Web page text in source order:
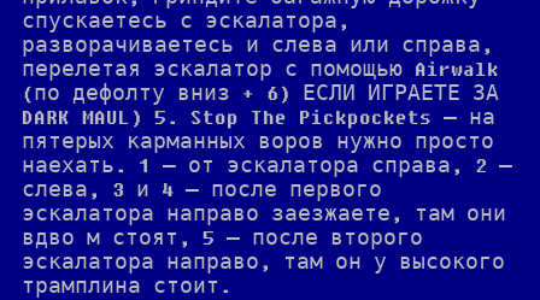
спускаетесь с эскалатора,
разворачиваетесь и слева или справа,
перелетая эскалатор с помощью Airwalk
(по дефолту вниз + 6) ЕСЛИ ИГРАЕТЕ ЗА
DARK MAUL) 5. Stop The Pickpockets — на
пятерых карманных воров нужно просто
наехать. 1 — от эскалатора справа, 2 —
слева, 3 и 4 — после первого
эскалатора направо заезжаете, там они
вдво м стоят, 5 — после второго
эскалатора направо, там он у высокого
трамплина стоит.